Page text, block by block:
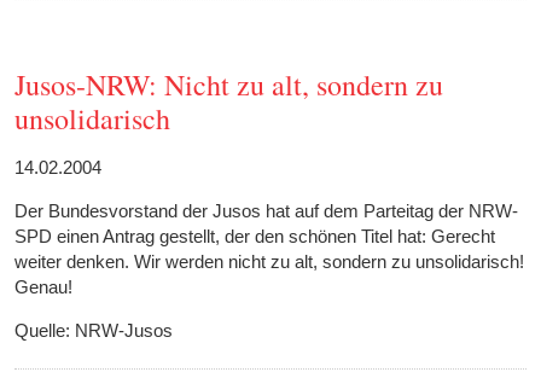
Jusos-NRW: Nicht zu alt, sondern zu
unsolidarisch
14.02.2004
Der Bundesvorstand der Jusos hat auf dem Parteitag der NRW-
SPD einen Antrag gestellt, der den schönen Titel hat: Gerecht
weiter denken. Wir werden nicht zu alt, sondern zu unsolidarisch!
Genau!
Quelle: NRW-Jusos